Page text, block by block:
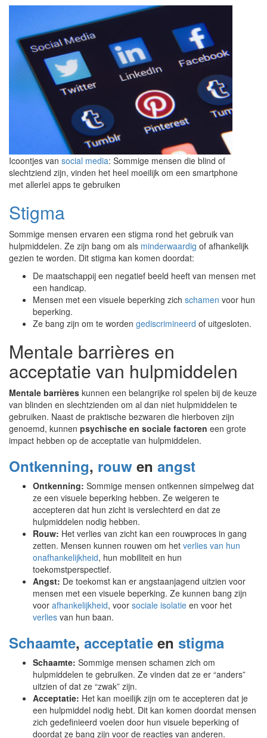
Icoontjes van social media: Sommige mensen die blind of
slechtziend zijn, vinden het heel moeilijk om een smartphone
met allerlei apps te gebruiken
Stigma
Sommige mensen ervaren een stigma rond het gebruik van
hulpmiddelen. Ze zijn bang om als minderwaardig of afhankelijk
gezien te worden. Dit stigma kan komen doordat:
De maatschappij een negatief beeld heeft van mensen met
een handicap.
Mensen met een visuele beperking zich schamen voor hun
beperking.
Ze bang zijn om te worden gediscrimineerd of uitgesloten.
Mentale barrières en
acceptatie van hulpmiddelen
Mentale barrières kunnen een belangrijke rol spelen bij de keuze
van blinden en slechtzienden om al dan niet hulpmiddelen te
gebruiken. Naast de praktische bezwaren die hierboven zijn
genoemd, kunnen psychische en sociale factoren een grote
impact hebben op de acceptatie van hulpmiddelen.
Ontkenning, rouw en angst
Ontkenning: Sommige mensen ontkennen simpelweg dat
ze een visuele beperking hebben. Ze weigeren te
accepteren dat hun zicht is verslechterd en dat ze
hulpmiddelen nodig hebben.
Rouw: Het verlies van zicht kan een rouwproces in gang
zetten. Mensen kunnen rouwen om het verlies van hun
onafhankelijkheid, hun mobiliteit en hun
toekomstperspectief.
Angst: De toekomst kan er angstaanjagend uitzien voor
mensen met een visuele beperking. Ze kunnen bang zijn
voor afhankelijkheid, voor sociale isolatie en voor het
verlies van hun baan.
Schaamte, acceptatie en stigma
Schaamte: Sommige mensen schamen zich om
hulpmiddelen te gebruiken. Ze vinden dat ze er “anders”
uitzien of dat ze “zwak” zijn.
Acceptatie: Het kan moeilijk zijn om te accepteren dat je
een hulpmiddel nodig hebt. Dit kan komen doordat mensen
zich gedefinieerd voelen door hun visuele beperking of
doordat ze bang zijn voor de reacties van anderen.